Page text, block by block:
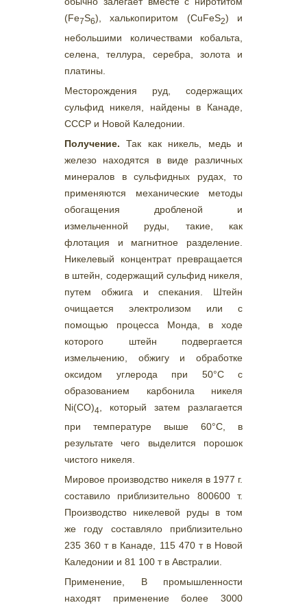
(Fe7S6), халькопиритом (СuFеS2) и
небольшими количествами кобальта,
селена, теллура, серебра, золота и
платины.
Месторождения руд, содержащих
сульфид никеля, найдены в Канаде,
СССР и Новой Каледонии.
Получение. Так как никель, медь и
железо находятся в виде различных
минералов в сульфидных рудах, то
применяются механические методы
обогащения дробленой и
измельченной руды, такие, как
флотация и магнитное разделение.
Никелевый концентрат превращается
в штейн, содержащий сульфид никеля,
путем обжига и спекания. Штейн
очищается электролизом или с
помощью процесса Монда, в ходе
которого штейн подвергается
измельчению, обжигу и обработке
оксидом углерода при 50°С с
образованием карбонила никеля
Ni(CO)4
, который затем разлагается
при температуре выше 60°С, в
результате чего выделится порошок
чистого никеля.
Мировое производство никеля в 1977 г.
составило приблизительно 800600 т.
Производство никелевой руды в том
же году составляло приблизительно
235 360 т в Канаде, 115 470 т в Новой
Каледонии и 81 100 т в Австралии.
Применение, В промышленности
находят применение более 3000